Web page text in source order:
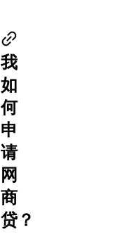
我
如
何
申
请
网
商
贷？